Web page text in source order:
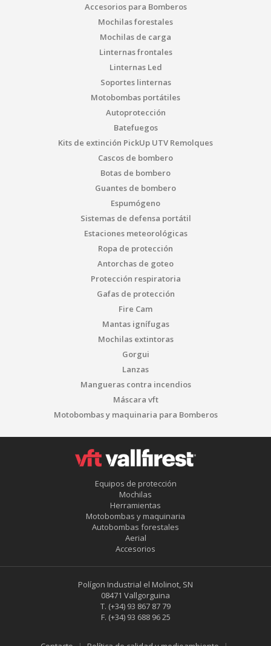
Accesorios para Bomberos
Mochilas forestales
Mochilas de carga
Linternas frontales
Linternas Led
Soportes linternas
Motobombas portátiles
Autoprotección
Batefuegos
Kits de extinción PickUp UTV Remolques
Cascos de bombero
Botas de bombero
Guantes de bombero
Espumógeno
Sistemas de defensa portátil
Estaciones meteorológicas
Ropa de protección
Antorchas de goteo
Protección respiratoria
Gafas de protección
Fire Cam
Mantas ignífugas
Mochilas extintoras
Gorgui
Lanzas
Mangueras contra incendios
Máscara vft
Motobombas y maquinaria para Bomberos
Equipos de protección
Mochilas
Herramientas
Motobombas y maquinaria
Autobombas forestales
Aerial
Accesorios
Polígon Industrial el Molinot, SN
08471 Vallgorguina
T. (+34) 93 867 87 79
F. (+34) 93 688 96 25